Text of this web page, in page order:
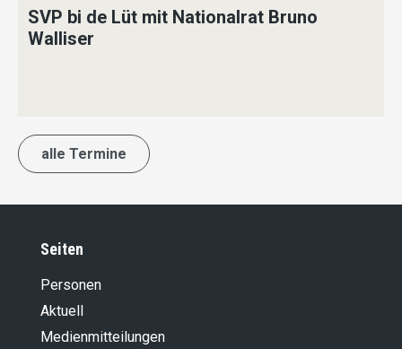
SVP bi de Lüt mit Nationalrat Bruno
Walliser
alle Termine
Seiten
Personen
Aktuell
Medienmitteilungen